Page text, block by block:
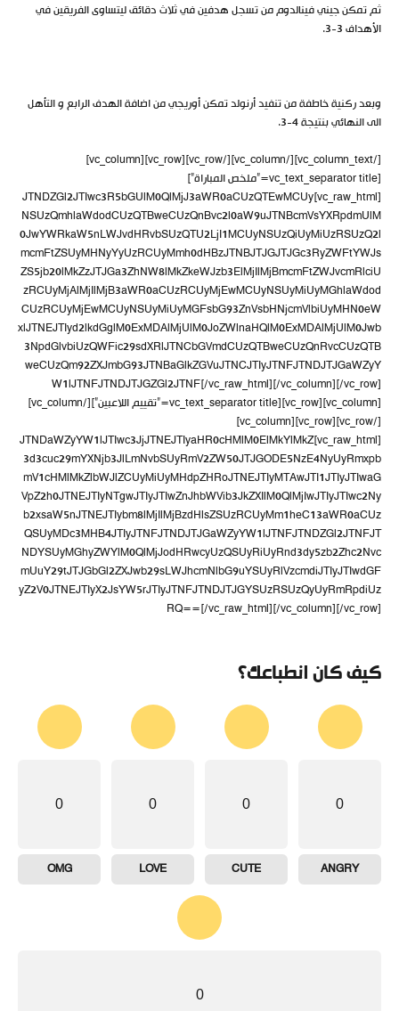
ثم تمكن جيني فينالدوم من تسجل هدفين في ثلاث دقائق ليتساوى الفريقين في
الأهداف 3-3.
وبعد ركنية خاطفة من تنفيد أرنولد تمكن أوريجي من اضافة الهدف الرابع و التأهل
الى النهائي بنتيجة 4-3.
[/vc_column_text][/vc_column][/vc_row][vc_row][vc_column]
[vc_text_separator title=”ملخص المباراة”]
[vc_raw_html]JTNDZGl2JTIwc3R5bGUlM0QlMjJ3aWR0aCUzQTEwMCUy
NSUzQmhlaWdodCUzQTBweCUzQnBvc2l0aW9uJTNBcmVsYXRpdmUlM
0JwYWRkaW5nLWJvdHRvbSUzQTU2LjI1MCUyNSUzQiUyMiUzRSUzQ2l
mcmFtZSUyMHNyYyUzRCUyMmh0dHBzJTNBJTJGJTJGc3RyZWFtYWJs
ZS5jb20lMkZzJTJGa3ZhNW8lMkZkeWJzb3ElMjIlMjBmcmFtZWJvcmRlciU
zRCUyMjAlMjIlMjB3aWR0aCUzRCUyMjEwMCUyNSUyMiUyMGhlaWdod
CUzRCUyMjEwMCUyNSUyMiUyMGFsbG93ZnVsbHNjcmVlbiUyMHN0eW
xlJTNEJTIyd2lkdGglM0ExMDAlMjUlM0JoZWlnaHQlM0ExMDAlMjUlM0Jwb
3NpdGlvbiUzQWFic29sdXRlJTNCbGVmdCUzQTBweCUzQnRvcCUzQTB
weCUzQm92ZXJmbG93JTNBaGlkZGVuJTNCJTIyJTNFJTNDJTJGaWZyY
W1lJTNFJTNDJTJGZGl2JTNF[/vc_raw_html][/vc_column][/vc_row]
[vc_row][vc_column][vc_text_separator title=”تقييم اللاعبين”][/vc_column]
[/vc_row][vc_row][vc_column]
[vc_raw_html]JTNDaWZyYW1lJTIwc3JjJTNEJTIyaHR0cHMlM0ElMkYlMkZ
3d3cuc29mYXNjb3JlLmNvbSUyRmV2ZW50JTJGODE5NzE4NyUyRmxpb
mV1cHMlMkZlbWJlZCUyMiUyMHdpZHRoJTNEJTIyMTAwJTI1JTIyJTIwaG
VpZ2h0JTNEJTIyNTgwJTIyJTIwZnJhbWVib3JkZXIlM0QlMjIwJTIyJTIwc2Ny
b2xsaW5nJTNEJTIybm8lMjIlMjBzdHlsZSUzRCUyMm1heC13aWR0aCUz
QSUyMDc3MHB4JTIyJTNFJTNDJTJGaWZyYW1lJTNFJTNDZGl2JTNFJT
NDYSUyMGhyZWYlM0QlMjJodHRwcyUzQSUyRiUyRnd3dy5zb2Zhc2Nvc
mUuY29tJTJGbGl2ZXJwb29sLWJhcmNlbG9uYSUyRlVzcmdiJTIyJTIwdGF
yZ2V0JTNEJTIyX2JsYW5rJTIyJTNFJTNDJTJGYSUzRSUzQyUyRmRpdiUz
RQ==[/vc_raw_html][/vc_column][/vc_row]
كيف كان انطباعك؟
0
ANGRY
0
CUTE
0
LOVE
0
OMG
0